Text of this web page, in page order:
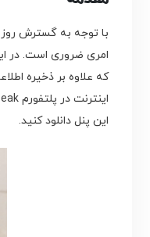
امری ضروری است. در
که علاوه بر ذخیره
این پنل دانلود کنید.